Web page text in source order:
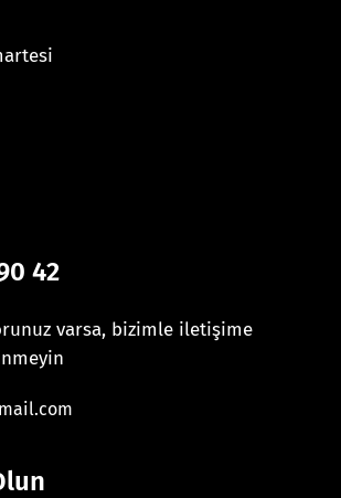
42
varsa, bizimle iletişime